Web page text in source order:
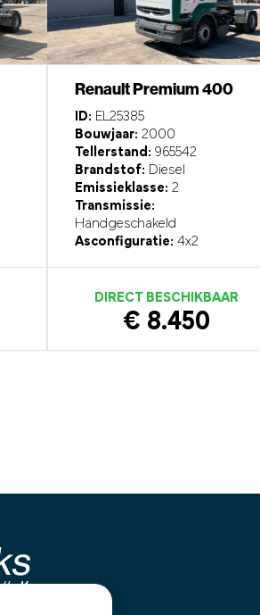
Renault Premium 400
ID: EL25385
Bouwjaar: 2000
Tellerstand: 965542
Brandstof: Diesel
Emissieklasse: 2
Transmissie:
Handgeschakeld
Asconfiguratie: 4x2
DIRECT BESCHIKBAAR
€ 8.450